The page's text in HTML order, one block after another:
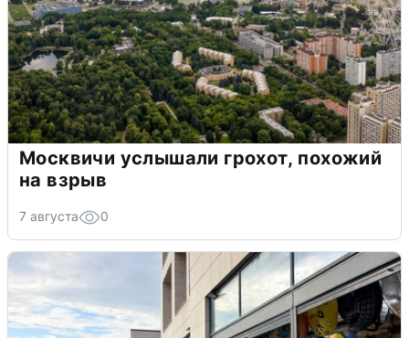
Москвичи услышали грохот, похожий
на взрыв
7 августа 0